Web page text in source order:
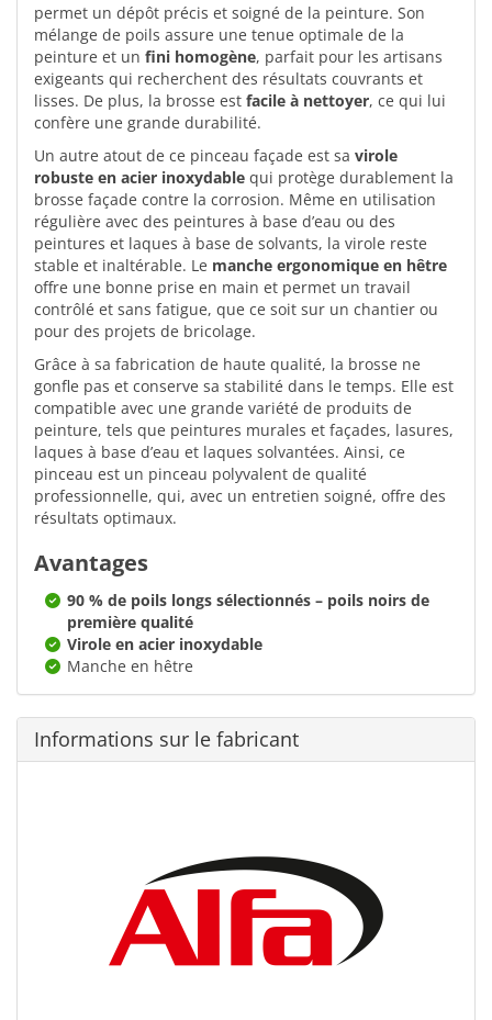
permet un dépôt précis et soigné de la peinture. Son
mélange de poils assure une tenue optimale de la
peinture et un fini homogène, parfait pour les artisans
exigeants qui recherchent des résultats couvrants et
lisses. De plus, la brosse est facile à nettoyer, ce qui lui
confère une grande durabilité.
Un autre atout de ce pinceau façade est sa virole
robuste en acier inoxydable qui protège durablement la
brosse façade contre la corrosion. Même en utilisation
régulière avec des peintures à base d’eau ou des
peintures et laques à base de solvants, la virole reste
stable et inaltérable. Le manche ergonomique en hêtre
offre une bonne prise en main et permet un travail
contrôlé et sans fatigue, que ce soit sur un chantier ou
pour des projets de bricolage.
Grâce à sa fabrication de haute qualité, la brosse ne
gonfle pas et conserve sa stabilité dans le temps. Elle est
compatible avec une grande variété de produits de
peinture, tels que peintures murales et façades, lasures,
laques à base d’eau et laques solvantées. Ainsi, ce
pinceau est un pinceau polyvalent de qualité
professionnelle, qui, avec un entretien soigné, offre des
résultats optimaux.
Avantages
90 % de poils longs sélectionnés – poils noirs de
première qualité
Virole en acier inoxydable
Manche en hêtre
Informations sur le fabricant